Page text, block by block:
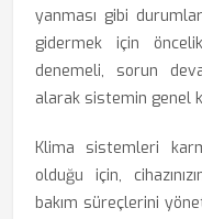
yanması gibi
gidermek için
denemeli, sorun
alarak sistemin genel
Klima sistemleri
olduğu için,
bakım süreçlerini